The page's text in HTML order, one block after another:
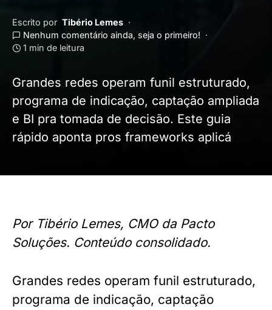
Escrito por Tibério Lemes
Nenhum comentário ainda, seja o primeiro!
1 min de leitura
Grandes redes operam funil estruturado,
programa de indicação, captação ampliada
e BI pra tomada de decisão. Este guia
rápido aponta pros frameworks aplicá
Por Tibério Lemes, CMO da Pacto
Soluções. Conteúdo consolidado.
Grandes redes operam funil estruturado,
programa de indicação, captação